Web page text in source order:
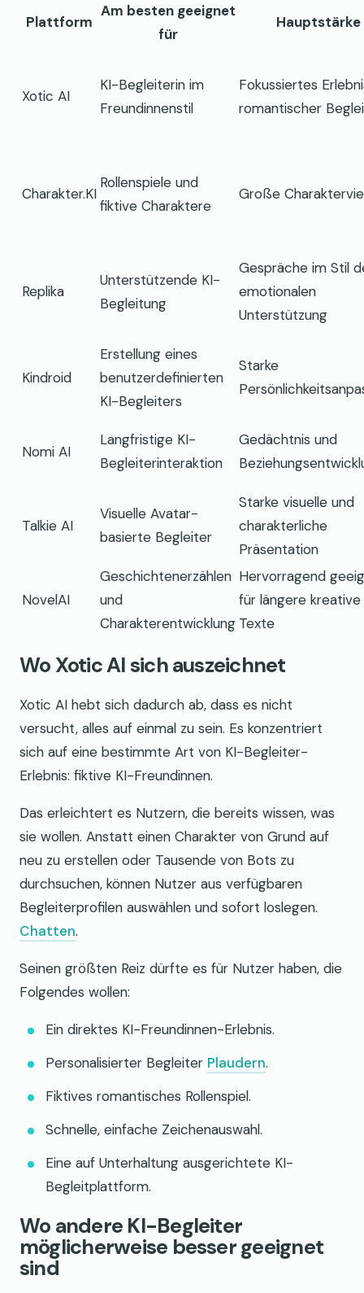
Plattform
Am besten geeignet
für
Hauptstärke
Xotic AI
KI-Begleiterin im
Freundinnenstil
Fokussiertes
romantischer
Charakter.KI
Rollenspiele und
fiktive Charaktere
Große
Replika
Unterstützende KI-
Begleitung
Gespräche im Stil
emotionalen
Unterstützung
Kindroid
Erstellung eines
benutzerdefinierten
KI-Begleiters
Starke
Nomi AI
Langfristige KI-
Begleiterinteraktion
Gedächtnis und
Talkie AI
Visuelle Avatar-
basierte Begleiter
Starke visuelle und
charakterliche
Präsentation
NovelAI
Geschichtenerzählen
und
Charakterentwicklung
Hervorragend
für längere kreative
Texte
Wo Xotic AI sich auszeichnet
Xotic AI hebt sich dadurch ab, dass es nicht
versucht, alles auf einmal zu sein. Es konzentriert
sich auf eine bestimmte Art von KI-Begleiter-
Erlebnis: fiktive KI-Freundinnen.
Das erleichtert es Nutzern, die bereits wissen, was
sie wollen. Anstatt einen Charakter von Grund auf
neu zu erstellen oder Tausende von Bots zu
durchsuchen, können Nutzer aus verfügbaren
Begleiterprofilen auswählen und sofort loslegen.
Chatten.
Seinen größten Reiz dürfte es für Nutzer haben, die
Folgendes wollen:
Ein direktes KI-Freundinnen-Erlebnis.
Personalisierter Begleiter Plaudern.
Fiktives romantisches Rollenspiel.
Schnelle, einfache Zeichenauswahl.
Eine auf Unterhaltung ausgerichtete KI-
Begleitplattform.
Wo andere KI-Begleiter
möglicherweise besser geeignet
sind